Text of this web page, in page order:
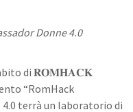
Donne 4.0
di 𝐑𝐎𝐌𝐇𝐀𝐂𝐊
“RomHack
4.0 terrà un laboratorio di